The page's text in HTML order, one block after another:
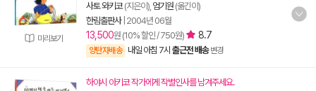
미리보기
사토 와키코(지은이), 엄기원 (옮긴이)
한림출판사| 2004년 06월
13,500원 (10% 할인 / 750원) 8.7
양탄자배송 내일 아침 7시 출근전 배송 변경
하야시 아키코 작가에게 작별인사를 남겨주세요.